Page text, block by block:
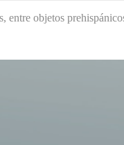
entre objetos